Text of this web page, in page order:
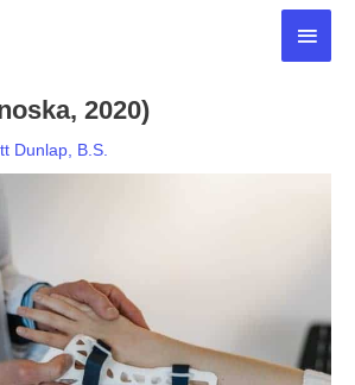
2020)
Dunlap, B.S.